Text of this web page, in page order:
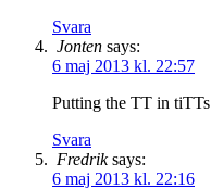
Svara
Jonten says:
6 maj 2013 kl. 22:57
Putting the TT in
Svara
Fredrik says:
6 maj 2013 kl. 22:16